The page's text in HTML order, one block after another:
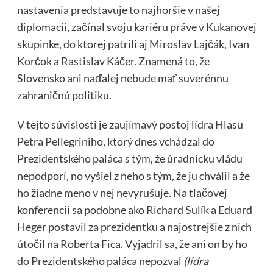
nastavenia predstavuje to najhoršie v našej
diplomacii, začínal svoju kariéru práve v Kukanovej
skupinke, do ktorej patrili aj Miroslav Lajčák, Ivan
Korčok a Rastislav Káčer. Znamená to, že
Slovensko ani naďalej nebude mať suverénnu
zahraničnú politiku.
V tejto súvislosti je zaujímavý postoj lídra Hlasu
Petra Pellegriniho, ktorý dnes vchádzal do
Prezidentského paláca s tým, že úradnícku vládu
nepodporí, no vyšiel z neho s tým, že ju chválil a že
ho žiadne meno v nej nevyrušuje. Na tlačovej
konferencii sa podobne ako Richard Sulík a Eduard
Heger postavil za prezidentku a najostrejšie z nich
útočil na Roberta Fica. Vyjadril sa, že ani on by ho
do Prezidentského paláca nepozval (lídra